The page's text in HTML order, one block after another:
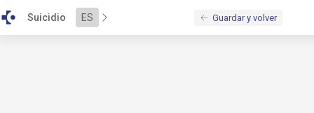
Suicidio ES Guardar y volver
\u003Cscript\u0020src\u003D\u0022\/bundles\/alejandria\/